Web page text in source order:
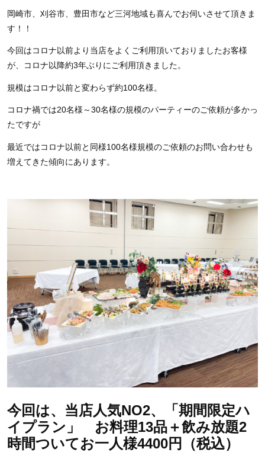
岡崎市、刈谷市、豊田市など三河地域も喜んでお伺いさせて頂きま
す！！
今回はコロナ以前より当店をよくご利用頂いておりましたお客様
が、コロナ以降約3年ぶりにご利用頂きました。
規模はコロナ以前と変わらず約100名様。
コロナ禍では20名様～30名様の規模のパーティーのご依頼が多かっ
たですが
最近ではコロナ以前と同様100名様規模のご依頼のお問い合わせも
増えてきた傾向にあります。
今回は、当店人気NO2、「期間限定ハ
イプラン」 お料理13品＋飲み放題2
時間ついてお一人様4400円（税込）